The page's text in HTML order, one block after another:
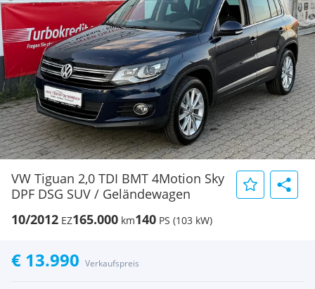
VW Tiguan 2,0 TDI BMT 4Motion Sky
DPF DSG SUV / Geländewagen
10/2012 EZ165.000 km140 PS (103 kW)
€ 13.990 Verkaufspreis